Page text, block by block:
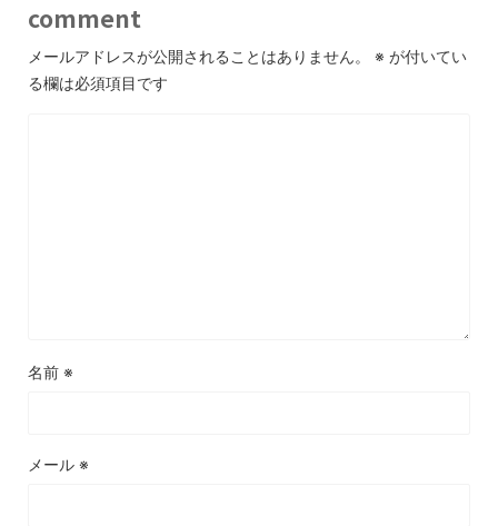
comment
メールアドレスが公開されることはありません。 ※ が付いてい
る欄は必須項目です
名前 ※
メール ※